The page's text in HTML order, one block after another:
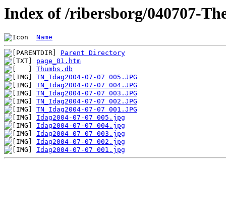
Index of /ribersborg/040707-
Name
Parent Directory
page_01.htm
Thumbs.db
TN_Idag2004-07-07 005.JPG
TN_Idag2004-07-07 004.JPG
TN_Idag2004-07-07 003.JPG
TN_Idag2004-07-07 002.JPG
TN_Idag2004-07-07 001.JPG
Idag2004-07-07 005.jpg
Idag2004-07-07 004.jpg
Idag2004-07-07 003.jpg
Idag2004-07-07 002.jpg
Idag2004-07-07 001.jpg